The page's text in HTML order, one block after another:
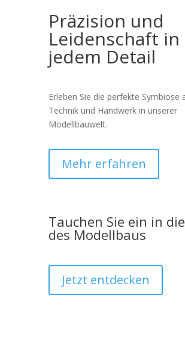
Präzision und
Leidenschaft in
jedem Detail
Erleben Sie die perfekte Symbiose
Technik und Handwerk in unserer
Modellbauwelt.
Mehr erfahren
Tauchen Sie ein in
des Modellbaus
Jetzt entdecken